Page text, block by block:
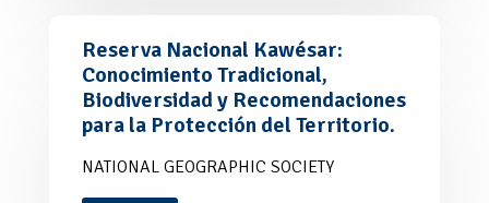
Reserva Nacional Kawésar:
Conocimiento Tradicional,
Biodiversidad y Recomendaciones
para la Protección del Territorio.
NATIONAL GEOGRAPHIC SOCIETY